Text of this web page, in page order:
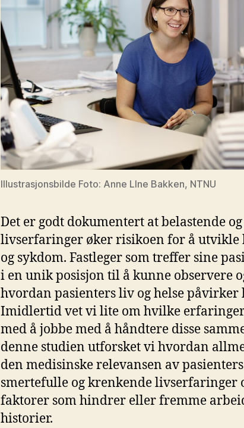
Illustrasjonsbilde Foto: Anne LIne Bakken, NTNU
Det er godt dokumentert at belastende
livserfaringer øker risikoen for å utvikle
og sykdom. Fastleger som treffer sine
i en unik posisjon til å kunne observere
hvordan pasienters liv og helse påvirker
Imidlertid vet vi lite om hvilke
med å jobbe med å håndtere disse
denne studien utforsket vi hvordan
den medisinske relevansen av
smertefulle og krenkende livserfaringer
faktorer som hindrer eller fremme
historier.